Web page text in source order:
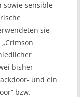
sowie sensible
sie
bisher
und ein
bzw.